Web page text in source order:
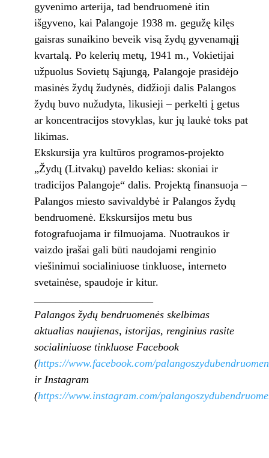
gyvenimo arterija, tad bendruomenė itin
išgyveno, kai Palangoje 1938 m. gegužę kilęs
gaisras sunaikino beveik visą žydų gyvenamąjį
kvartalą. Po kelerių metų, 1941 m., Vokietijai
užpuolus Sovietų Sąjungą, Palangoje prasidėjo
masinės žydų žudynės, didžioji dalis Palangos
žydų buvo nužudyta, likusieji – perkelti į getus
ar koncentracijos stovyklas, kur jų laukė toks pat
likimas.
Ekskursija yra kultūros programos-projekto
„Žydų (Litvakų) paveldo kelias: skoniai ir
tradicijos Palangoje“ dalis. Projektą finansuoja –
Palangos miesto savivaldybė ir Palangos žydų
bendruomenė. Ekskursijos metu bus
fotografuojama ir filmuojama. Nuotraukos ir
vaizdo įrašai gali būti naudojami renginio
viešinimui socialiniuose tinkluose, interneto
svetainėse, spaudoje ir kitur.
Palangos žydų bendruomenės skelbimas
aktualias naujienas, istorijas, renginius rasite
socialiniuose tinkluose Facebook
(https://www.facebook.com/
ir Instagram
(https://www.instagram.com/